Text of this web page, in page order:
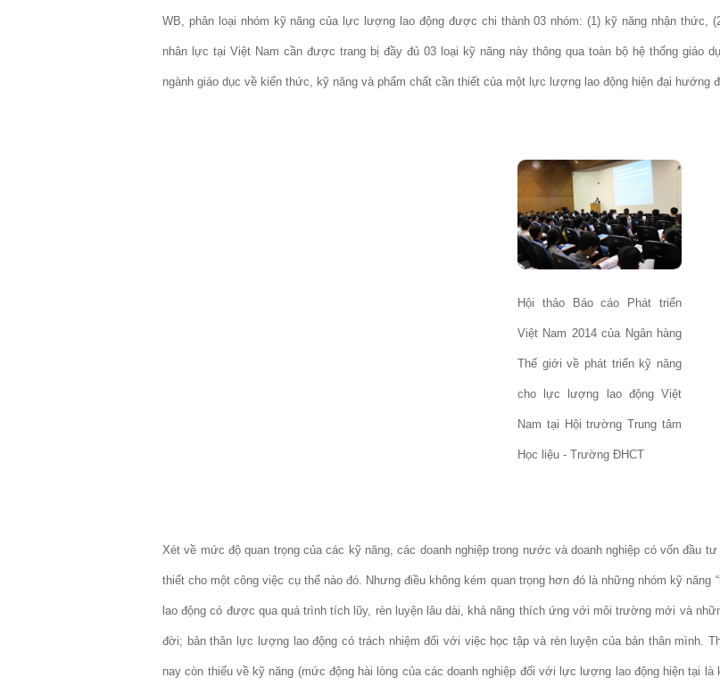
WB, phân loại nhóm kỹ năng của lực lượng lao động được chi thành 03 nhóm: (1) kỹ năng nhận thức,
nhân lực tại Việt Nam cần được trang bị đầy đủ 03 loại kỹ năng này thông qua toàn bộ hệ thống giáo
ngành giáo dục về kiến thức, kỹ năng và phẩm chất cần thiết của một lực lượng lao động hiện đại hướng
Hội thảo Báo cáo Phát triển
Việt Nam 2014 của Ngân hàng
Thế giới về phát triển kỹ năng
cho lực lượng lao động Việt
Nam tại Hội trường Trung tâm
Học liệu - Trường ĐHCT
Xét về mức độ quan trọng của các kỹ năng, các doanh nghiệp trong nước và doanh nghiệp có vốn đầu
thiết cho một công việc cụ thể nào đó. Nhưng điều không kém quan trọng hơn đó là những nhóm kỹ
lao động có được qua quá trình tích lũy, rèn luyện lâu dài, khả năng thích ứng với môi trường mới và
đời; bản thân lực lượng lao động có trách nhiệm đối với việc học tập và rèn luyện của bản thân mình.
nay còn thiếu về kỹ năng (mức động hài lòng của các doanh nghiệp đối với lực lượng lao động hiện tại là